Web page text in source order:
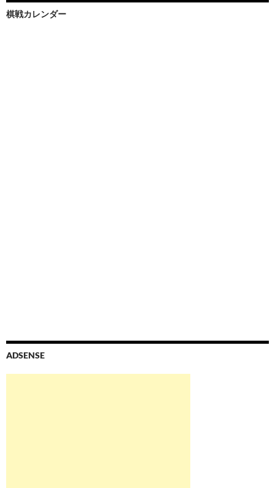
棋戦カレンダー
ADSENSE